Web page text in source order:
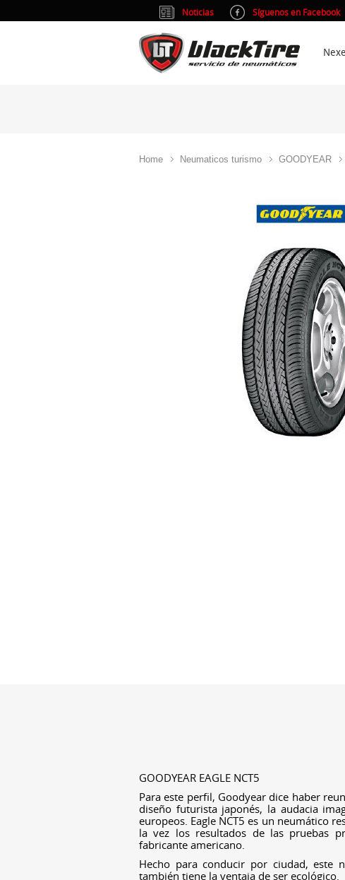
Home Neumaticos turismo GOODYEAR
GOODYEAR EAGLE NCT5
Para este perfil, Goodyear dice haber
diseño futurista japonés, la audacia
europeos. Eagle NCT5 es un neumático
la vez los resultados de las pruebas
fabricante americano.
Hecho para conducir por ciudad, este
también tiene la ventaja de ser ecológico.
Noticias Síguenos en Facebook